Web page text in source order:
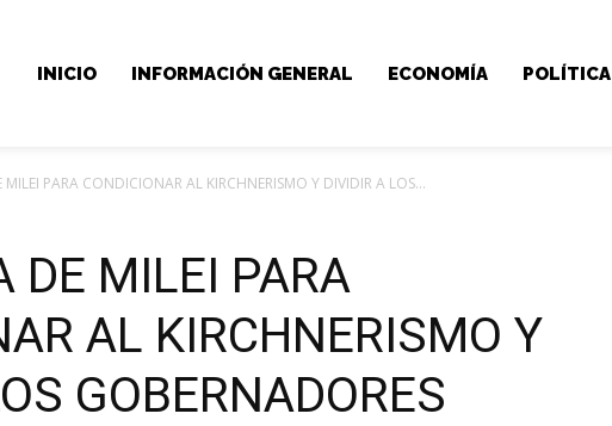
INICIO INFORMACIÓN GENERAL ECONOMÍA POLÍTICA
MILEI PARA CONDICIONAR AL KIRCHNERISMO Y DIVIDIR A LOS...
DE MILEI PARA
AL KIRCHNERISMO Y
GOBERNADORES